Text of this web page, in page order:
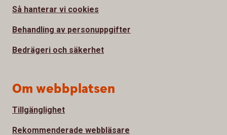
Så hanterar vi cookies
Behandling av personuppgifter
Bedrägeri och säkerhet
Om webbplatsen
Tillgänglighet
Rekommenderade webbläsare